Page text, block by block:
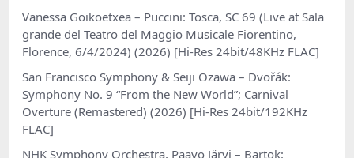
Vanessa Goikoetxea – Puccini: Tosca, SC 69 (Live at Sala
grande del Teatro del Maggio Musicale Fiorentino,
Florence, 6/4/2024) (2026) [Hi-Res 24bit/48KHz FLAC]
San Francisco Symphony & Seiji Ozawa – Dvořák:
Symphony No. 9 “From the New World”; Carnival
Overture (Remastered) (2026) [Hi-Res 24bit/192KHz
FLAC]
NHK Symphony Orchestra, Paavo Järvi – Bartok: